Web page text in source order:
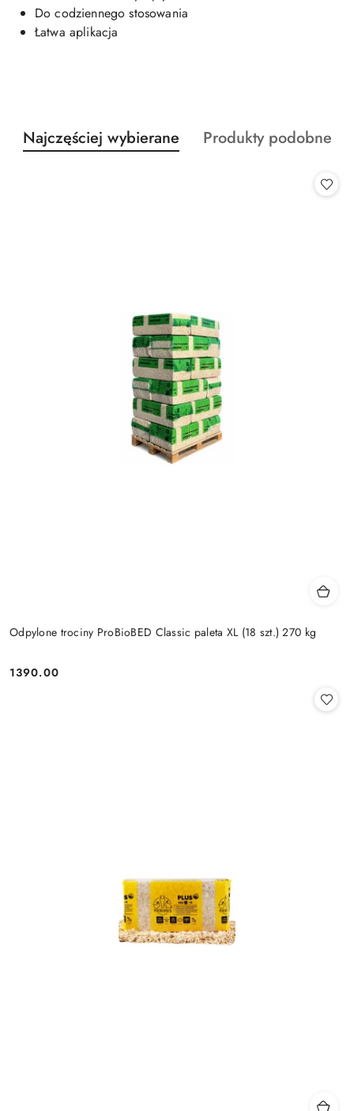
Do codziennego stosowania
Łatwa aplikacja
Pomiń karuzelę produktów
Produkty
o
Najczęściej wybierane
Produkty
Produkty podobne
Odpylone trociny ProBioBED Classic paleta XL (18 szt.) 270 kg
Cena:
1390.00